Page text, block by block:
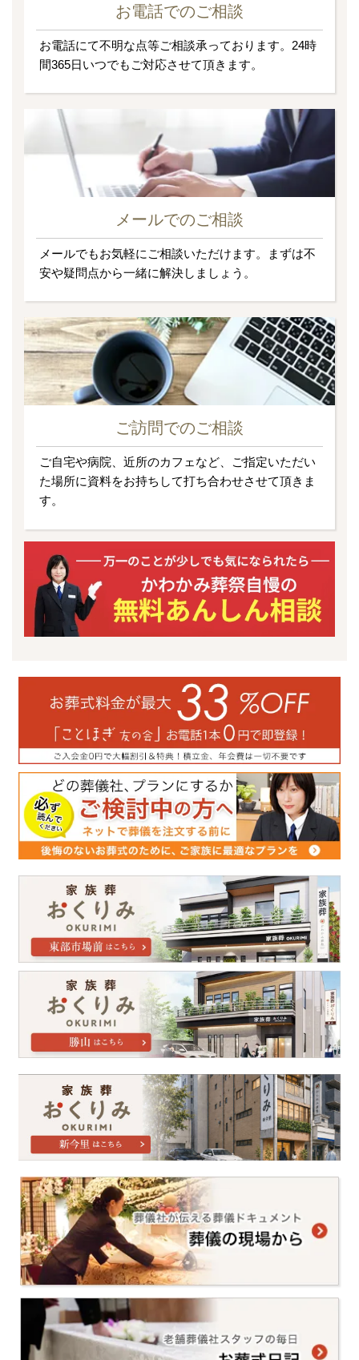
お電話でのご相談
お電話にて不明な点等ご相談承っております。24時
間365日いつでもご対応させて頂きます。
メールでのご相談
メールでもお気軽にご相談いただけます。まずは不
安や疑問点から一緒に解決しましょう。
ご訪問でのご相談
ご自宅や病院、近所のカフェなど、ご指定いただい
た場所に資料をお持ちして打ち合わせさせて頂きま
す。